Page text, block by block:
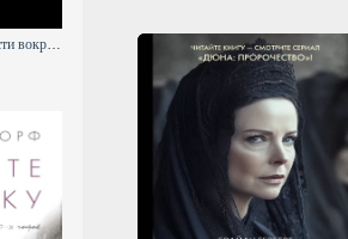
Добывая «Биркин». Как обвести вокруг пальца люксовый модный бренд и заработать на этом миллионы